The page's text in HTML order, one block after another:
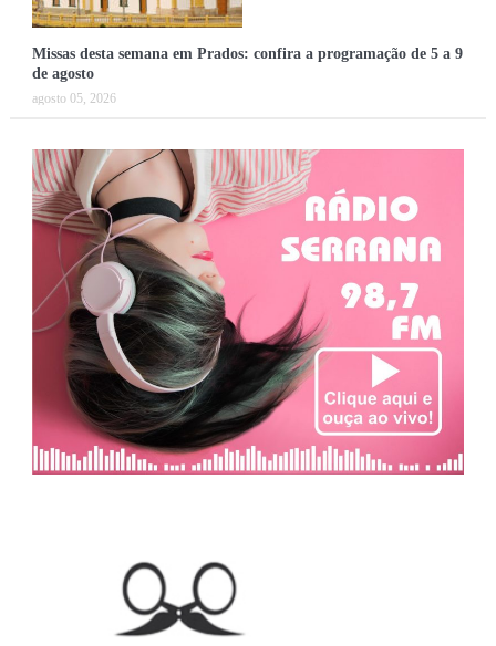
Missas desta semana em Prados: confira a programação de 5 a 9
de agosto
agosto 05, 2026